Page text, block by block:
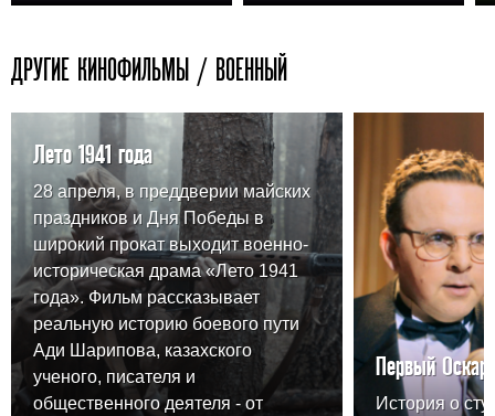
ДРУГИЕ КИНОФИЛЬМЫ / ВОЕННЫЙ
Лето 1941 года
28 апреля, в преддверии майских
праздников и Дня Победы в
широкий прокат выходит военно-
историческая драма «Лето 1941
года». Фильм рассказывает
реальную историю боевого пути
Ади Шарипова, казахского
ученого, писателя и
общественного деятеля - от
Первый Оскар
История о